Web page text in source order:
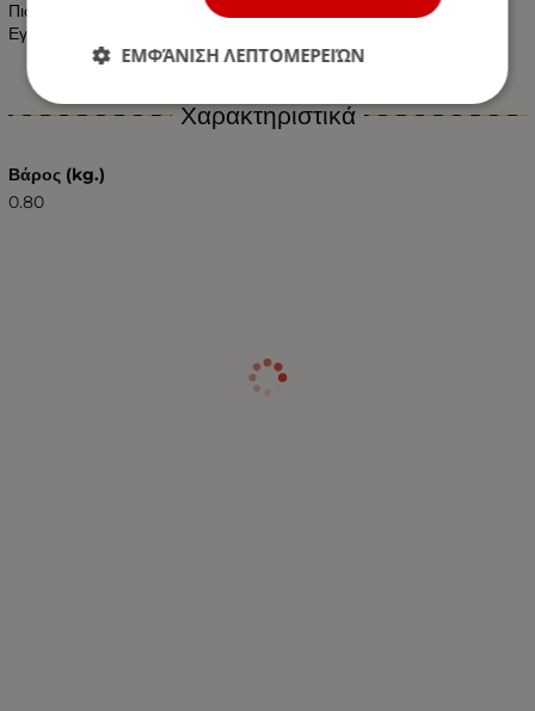
Πιστοποιητικά: CE & RoHS
Εγγύηση :2 Χρόνια
Χαρακτηριστικά
Βάρος (kg.)
0.80
ΕΜΦΆΝΙΣΗ ΛΕΠΤΟΜΕΡΕΙΏΝ